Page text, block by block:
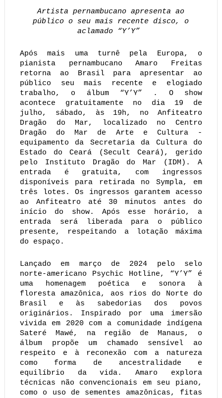
Artista pernambucano apresenta ao
público o seu mais recente disco, o
aclamado “Y’Y”
Após mais uma turnê pela Europa, o
pianista pernambucano Amaro Freitas
retorna ao Brasil para apresentar ao
público seu mais recente e elogiado
trabalho, o álbum “Y’Y” . O show
acontece gratuitamente no dia 19 de
julho, sábado, às 19h, no Anfiteatro
Dragão do Mar, localizado no Centro
Dragão do Mar de Arte e Cultura -
equipamento da Secretaria da Cultura do
Estado do Ceará (Secult Ceará), gerido
pelo Instituto Dragão do Mar (IDM). A
entrada é gratuita, com ingressos
disponíveis para retirada no Sympla, em
três lotes. Os ingressos garantem acesso
ao Anfiteatro até 30 minutos antes do
início do show. Após esse horário, a
entrada será liberada para o público
presente, respeitando a lotação máxima
do espaço.
Lançado em março de 2024 pelo selo
norte-americano Psychic Hotline, “Y’Y” é
uma homenagem poética e sonora à
floresta amazônica, aos rios do Norte do
Brasil e às sabedorias dos povos
originários. Inspirado por uma imersão
vivida em 2020 com a comunidade indígena
Sateré Mawé, na região de Manaus, o
álbum propõe um chamado sensível ao
respeito e à reconexão com a natureza
como forma de ancestralidade e
equilíbrio da vida. Amaro explora
técnicas não convencionais em seu piano,
como o uso de sementes amazônicas, fitas